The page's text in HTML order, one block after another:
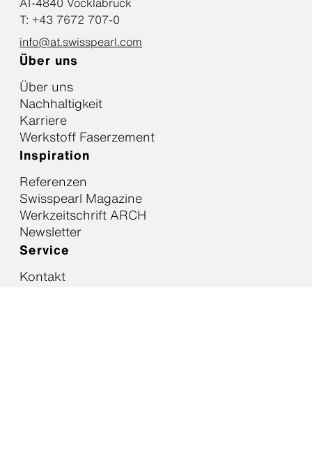
T: +43 7672 707-0
info@at.swisspearl.com
Über uns
Über uns
Nachhaltigkeit
Karriere
Werkstoff Faserzement
Inspiration
Referenzen
Swisspearl Magazine
Werkzeitschrift ARCH
Newsletter
Service
Kontakt